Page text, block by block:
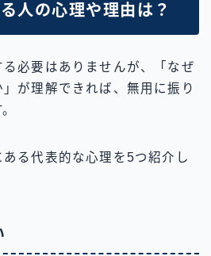
人の心理や理由は？
必要はありませんが、「なぜ
が理解できれば、無用に振り
る代表的な心理を5つ紹介し